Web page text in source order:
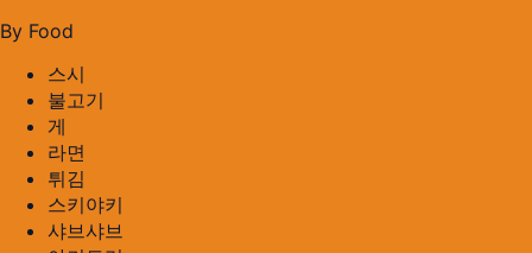
By Food
스시
불고기
게
라면
튀김
스키야키
샤브샤브